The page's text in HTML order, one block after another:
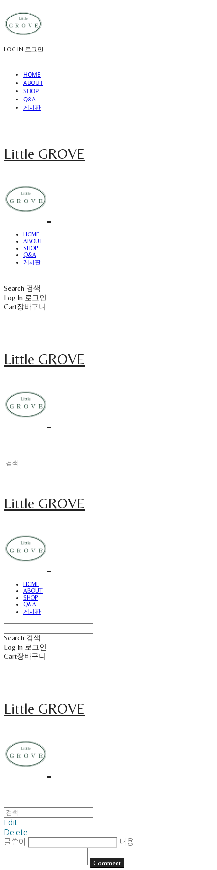
LOG IN 로그인
HOME
ABOUT
SHOP
Q&A
게시판
Little GROVE
HOME
ABOUT
SHOP
Q&A
게시판
Search 검색
Log In 로그인
Cart장바구니
Little GROVE
Little GROVE
HOME
ABOUT
SHOP
Q&A
게시판
Search 검색
Log In 로그인
Cart장바구니
Little GROVE
Edit
Delete
글쓴이
내용
Comment